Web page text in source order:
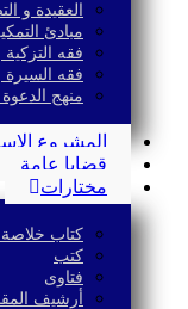
العقيدة و
مبادئ
فقه
فقه السيرة
منهج
المشروع
قضايا عامة
مختارات
كتاب خلاصة
كتب
فتاوى
أرشيف